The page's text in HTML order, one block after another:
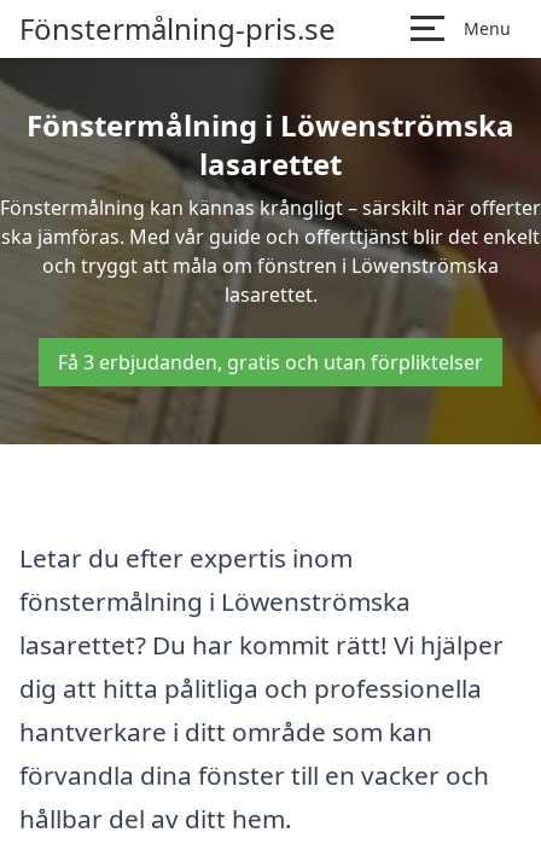
Fönstermålning-pris.se Menu
Fönstermålning i Löwenströmska
lasarettet
Fönstermålning kan kännas krångligt – särskilt när offerter
ska jämföras. Med vår guide och offerttjänst blir det enkelt
och tryggt att måla om fönstren i Löwenströmska
lasarettet.
Få 3 erbjudanden, gratis och utan förpliktelser
Letar du efter expertis inom
fönstermålning i Löwenströmska
lasarettet? Du har kommit rätt! Vi hjälper
dig att hitta pålitliga och professionella
hantverkare i ditt område som kan
förvandla dina fönster till en vacker och
hållbar del av ditt hem.